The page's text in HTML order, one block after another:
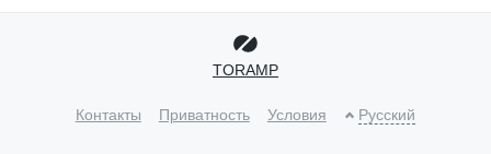
TORAMP
Контакты Приватность Условия Русский